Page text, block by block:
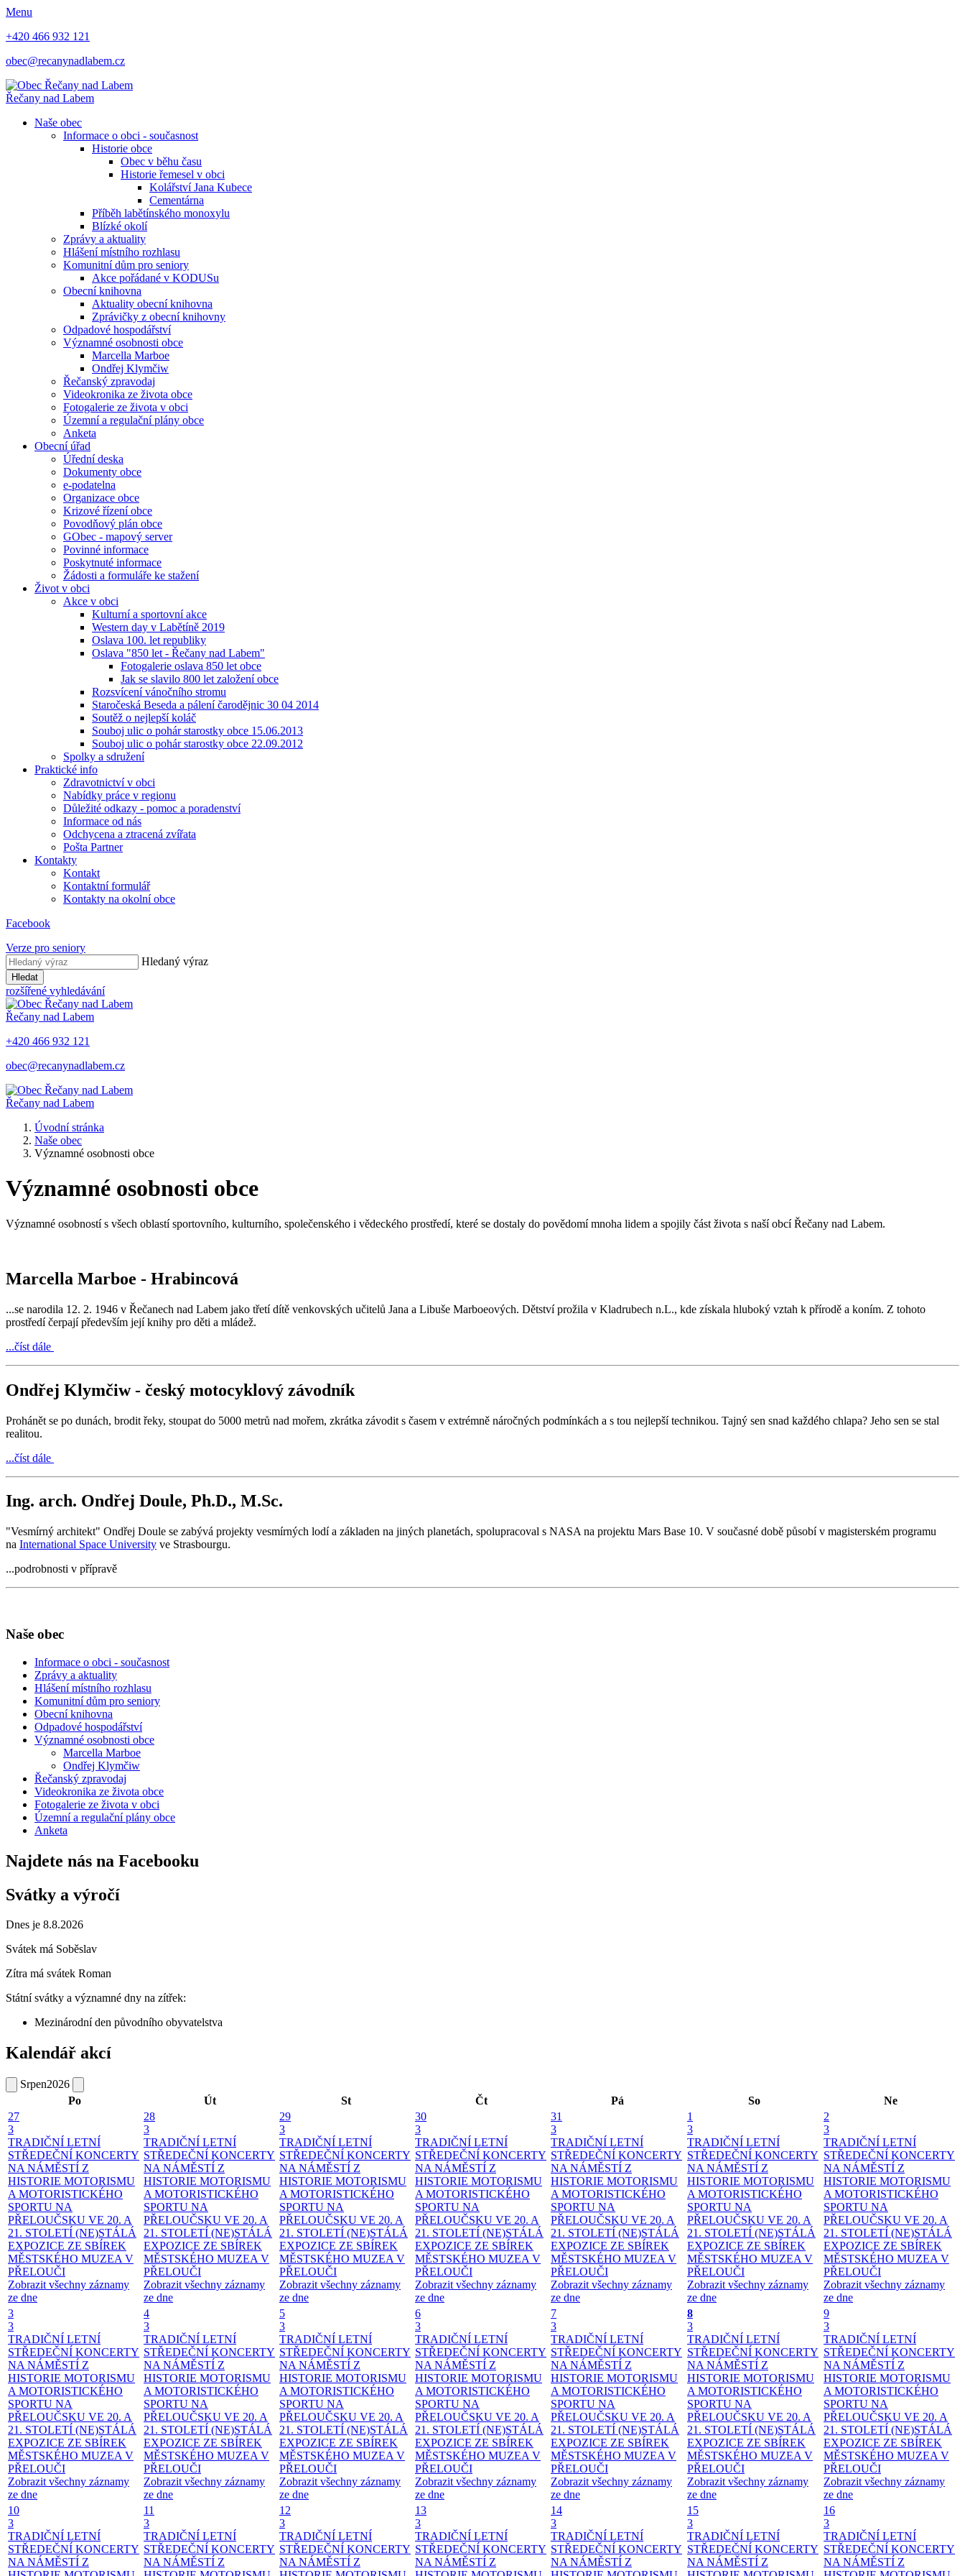
Menu
+420 466 932 121
obec@recanynadlabem.cz
Řečany nad Labem
Naše obec
Informace o obci - současnost
Historie obce
Obec v běhu času
Historie řemesel v obci
Kolářství Jana Kubece
Cementárna
Příběh labětínského monoxylu
Blízké okolí
Zprávy a aktuality
Hlášení místního rozhlasu
Komunitní dům pro seniory
Akce pořádané v KODUSu
Obecní knihovna
Aktuality obecní knihovna
Zprávičky z obecní knihovny
Odpadové hospodářství
Významné osobnosti obce
Marcella Marboe
Ondřej Klymčiw
Řečanský zpravodaj
Videokronika ze života obce
Fotogalerie ze života v obci
Územní a regulační plány obce
Anketa
Obecní úřad
Úřední deska
Dokumenty obce
e-podatelna
Organizace obce
Krizové řízení obce
Povodňový plán obce
GObec - mapový server
Povinné informace
Poskytnuté informace
Žádosti a formuláře ke stažení
Život v obci
Akce v obci
Kulturní a sportovní akce
Western day v Labětíně 2019
Oslava 100. let republiky
Oslava "850 let - Řečany nad Labem"
Fotogalerie oslava 850 let obce
Jak se slavilo 800 let založení obce
Rozsvícení vánočního stromu
Staročeská Beseda a pálení čarodějnic 30 04 2014
Soutěž o nejlepší koláč
Souboj ulic o pohár starostky obce 15.06.2013
Souboj ulic o pohár starostky obce 22.09.2012
Spolky a sdružení
Praktické info
Zdravotnictví v obci
Nabídky práce v regionu
Důležité odkazy - pomoc a poradenství
Informace od nás
Odchycena a ztracená zvířata
Pošta Partner
Kontakty
Kontakt
Kontaktní formulář
Kontakty na okolní obce
Facebook
Verze pro seniory
Hledaný výraz
Hledat
rozšířené vyhledávání
Řečany nad Labem
+420 466 932 121
obec@recanynadlabem.cz
Řečany nad Labem
Úvodní stránka
Naše obec
Významné osobnosti obce
Významné osobnosti obce
Významné osobností s všech oblastí sportovního, kulturního, společenského i vědeckého prostředí, které se dostaly do povědomí mnoha lidem a spojily část života s naší obcí Řečany nad Labem.
Marcella Marboe - Hrabincová
...se narodila 12. 2. 1946 v Řečanech nad Labem jako třetí dítě venkovských učitelů Jana a Libuše Marboeových. Dětství prožila v Kladrubech n.L., kde získala hluboký vztah k přírodě a koním. Z tohoto
prostředí čerpají především její knihy pro děti a mládež.
...číst dále
Ondřej Klymčiw - český motocyklový závodník
Prohánět se po dunách, brodit řeky, stoupat do 5000 metrů nad mořem, zkrátka závodit s časem v extrémně náročných podmínkách a s tou nejlepší technikou. Tajný sen snad každého chlapa? Jeho sen se stal
realitou.
...číst dále
Ing. arch. Ondřej Doule, Ph.D., M.Sc.
"Vesmírný architekt" Ondřej Doule se zabývá projekty vesmírných lodí a základen na jiných planetách, spolupracoval s NASA na projektu Mars Base 10. V současné době působí v magisterském programu
na International Space University ve Strasbourgu.
...podrobnosti v přípravě
Naše obec
Informace o obci - současnost
Zprávy a aktuality
Hlášení místního rozhlasu
Komunitní dům pro seniory
Obecní knihovna
Odpadové hospodářství
Významné osobnosti obce
Marcella Marboe
Ondřej Klymčiw
Řečanský zpravodaj
Videokronika ze života obce
Fotogalerie ze života v obci
Územní a regulační plány obce
Anketa
Najdete nás na Facebooku
Svátky a výročí
Dnes je 8.8.2026
Svátek má Soběslav
Zítra má svátek Roman
Státní svátky a významné dny na zítřek:
Mezinárodní den původního obyvatelstva
Kalendář akcí
Srpen2026
Po
Út St Čt Pá So
Ne
27
3
TRADIČNÍ LETNÍ
STŘEDEČNÍ KONCERTY
NA NÁMĚSTÍ Z
HISTORIE MOTORISMU
A MOTORISTICKÉHO
SPORTU NA
PŘELOUČSKU VE 20. A
21. STOLETÍ (NE)STÁLÁ
EXPOZICE ZE SBÍREK
MĚSTSKÉHO MUZEA V
PŘELOUČI
Zobrazit všechny záznamy
ze dne
28
3
TRADIČNÍ LETNÍ
STŘEDEČNÍ KONCERTY
NA NÁMĚSTÍ Z
HISTORIE MOTORISMU
A MOTORISTICKÉHO
SPORTU NA
PŘELOUČSKU VE 20. A
21. STOLETÍ (NE)STÁLÁ
EXPOZICE ZE SBÍREK
MĚSTSKÉHO MUZEA V
PŘELOUČI
Zobrazit všechny záznamy
ze dne
29
3
TRADIČNÍ LETNÍ
STŘEDEČNÍ KONCERTY
NA NÁMĚSTÍ Z
HISTORIE MOTORISMU
A MOTORISTICKÉHO
SPORTU NA
PŘELOUČSKU VE 20. A
21. STOLETÍ (NE)STÁLÁ
EXPOZICE ZE SBÍREK
MĚSTSKÉHO MUZEA V
PŘELOUČI
Zobrazit všechny záznamy
ze dne
30
3
TRADIČNÍ LETNÍ
STŘEDEČNÍ KONCERTY
NA NÁMĚSTÍ Z
HISTORIE MOTORISMU
A MOTORISTICKÉHO
SPORTU NA
PŘELOUČSKU VE 20. A
21. STOLETÍ (NE)STÁLÁ
EXPOZICE ZE SBÍREK
MĚSTSKÉHO MUZEA V
PŘELOUČI
Zobrazit všechny záznamy
ze dne
31
3
TRADIČNÍ LETNÍ
STŘEDEČNÍ KONCERTY
NA NÁMĚSTÍ Z
HISTORIE MOTORISMU
A MOTORISTICKÉHO
SPORTU NA
PŘELOUČSKU VE 20. A
21. STOLETÍ (NE)STÁLÁ
EXPOZICE ZE SBÍREK
MĚSTSKÉHO MUZEA V
PŘELOUČI
Zobrazit všechny záznamy
ze dne
1
3
TRADIČNÍ LETNÍ
STŘEDEČNÍ KONCERTY
NA NÁMĚSTÍ Z
HISTORIE MOTORISMU
A MOTORISTICKÉHO
SPORTU NA
PŘELOUČSKU VE 20. A
21. STOLETÍ (NE)STÁLÁ
EXPOZICE ZE SBÍREK
MĚSTSKÉHO MUZEA V
PŘELOUČI
Zobrazit všechny záznamy
ze dne
2
3
TRADIČNÍ LETNÍ
STŘEDEČNÍ KONCERTY
NA NÁMĚSTÍ Z
HISTORIE MOTORISMU
A MOTORISTICKÉHO
SPORTU NA
PŘELOUČSKU VE 20. A
21. STOLETÍ (NE)STÁLÁ
EXPOZICE ZE SBÍREK
MĚSTSKÉHO MUZEA V
PŘELOUČI
Zobrazit všechny záznamy
ze dne
3
3
TRADIČNÍ LETNÍ
STŘEDEČNÍ KONCERTY
NA NÁMĚSTÍ Z
HISTORIE MOTORISMU
A MOTORISTICKÉHO
SPORTU NA
PŘELOUČSKU VE 20. A
21. STOLETÍ (NE)STÁLÁ
EXPOZICE ZE SBÍREK
MĚSTSKÉHO MUZEA V
PŘELOUČI
Zobrazit všechny záznamy
ze dne
4
3
TRADIČNÍ LETNÍ
STŘEDEČNÍ KONCERTY
NA NÁMĚSTÍ Z
HISTORIE MOTORISMU
A MOTORISTICKÉHO
SPORTU NA
PŘELOUČSKU VE 20. A
21. STOLETÍ (NE)STÁLÁ
EXPOZICE ZE SBÍREK
MĚSTSKÉHO MUZEA V
PŘELOUČI
Zobrazit všechny záznamy
ze dne
5
3
TRADIČNÍ LETNÍ
STŘEDEČNÍ KONCERTY
NA NÁMĚSTÍ Z
HISTORIE MOTORISMU
A MOTORISTICKÉHO
SPORTU NA
PŘELOUČSKU VE 20. A
21. STOLETÍ (NE)STÁLÁ
EXPOZICE ZE SBÍREK
MĚSTSKÉHO MUZEA V
PŘELOUČI
Zobrazit všechny záznamy
ze dne
6
3
TRADIČNÍ LETNÍ
STŘEDEČNÍ KONCERTY
NA NÁMĚSTÍ Z
HISTORIE MOTORISMU
A MOTORISTICKÉHO
SPORTU NA
PŘELOUČSKU VE 20. A
21. STOLETÍ (NE)STÁLÁ
EXPOZICE ZE SBÍREK
MĚSTSKÉHO MUZEA V
PŘELOUČI
Zobrazit všechny záznamy
ze dne
7
3
TRADIČNÍ LETNÍ
STŘEDEČNÍ KONCERTY
NA NÁMĚSTÍ Z
HISTORIE MOTORISMU
A MOTORISTICKÉHO
SPORTU NA
PŘELOUČSKU VE 20. A
21. STOLETÍ (NE)STÁLÁ
EXPOZICE ZE SBÍREK
MĚSTSKÉHO MUZEA V
PŘELOUČI
Zobrazit všechny záznamy
ze dne
8
3
TRADIČNÍ LETNÍ
STŘEDEČNÍ KONCERTY
NA NÁMĚSTÍ Z
HISTORIE MOTORISMU
A MOTORISTICKÉHO
SPORTU NA
PŘELOUČSKU VE 20. A
21. STOLETÍ (NE)STÁLÁ
EXPOZICE ZE SBÍREK
MĚSTSKÉHO MUZEA V
PŘELOUČI
Zobrazit všechny záznamy
ze dne
9
3
TRADIČNÍ LETNÍ
STŘEDEČNÍ KONCERTY
NA NÁMĚSTÍ Z
HISTORIE MOTORISMU
A MOTORISTICKÉHO
SPORTU NA
PŘELOUČSKU VE 20. A
21. STOLETÍ (NE)STÁLÁ
EXPOZICE ZE SBÍREK
MĚSTSKÉHO MUZEA V
PŘELOUČI
Zobrazit všechny záznamy
ze dne
10
3
TRADIČNÍ LETNÍ
STŘEDEČNÍ KONCERTY
NA NÁMĚSTÍ Z
11
3
TRADIČNÍ LETNÍ
STŘEDEČNÍ KONCERTY
NA NÁMĚSTÍ Z
12
3
TRADIČNÍ LETNÍ
STŘEDEČNÍ KONCERTY
NA NÁMĚSTÍ Z
13
3
TRADIČNÍ LETNÍ
STŘEDEČNÍ KONCERTY
NA NÁMĚSTÍ Z
14
3
TRADIČNÍ LETNÍ
STŘEDEČNÍ KONCERTY
NA NÁMĚSTÍ Z
15
3
TRADIČNÍ LETNÍ
STŘEDEČNÍ KONCERTY
NA NÁMĚSTÍ Z
16
3
TRADIČNÍ LETNÍ
STŘEDEČNÍ KONCERTY
NA NÁMĚSTÍ Z